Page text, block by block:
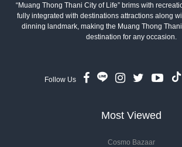
“Muang Thong Thani City of Life” brims with
fully integrated with destinations attractions along
dinning landmark, making the Muang Thong
destination for any occasion.
Follow Us
Most Viewed
Cosmo Bazaar